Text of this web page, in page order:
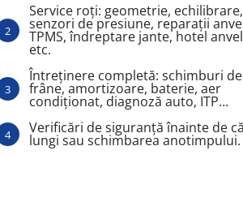
Service roți: geometrie, echilibrare,
senzori de presiune, reparații
TPMS, îndreptare jante, hotel
etc.
Întreținere completă: schimburi
frâne, amortizoare, baterie, aer
condiționat, diagnoză auto, ITP…
Verificări de siguranță înainte de
lungi sau schimbarea anotimpului.